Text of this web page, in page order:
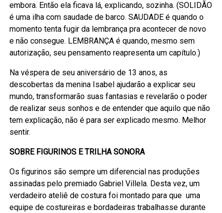
embora. Então ela ficava lá, explicando, sozinha. (SOLIDÃO
é uma ilha com saudade de barco. SAUDADE é quando o
momento tenta fugir da lembrança pra acontecer de novo
e não consegue. LEMBRANÇA é quando, mesmo sem
autorização, seu pensamento reapresenta um capítulo.)
Na véspera de seu aniversário de 13 anos, as
descobertas da menina Isabel ajudarão a explicar seu
mundo, transformarão suas fantasias e revelarão o poder
de realizar seus sonhos e de entender que aquilo que não
tem explicação, não é para ser explicado mesmo. Melhor
sentir.
SOBRE FIGURINOS E TRILHA SONORA
Os figurinos são sempre um diferencial nas produções
assinadas pelo premiado Gabriel Villela. Desta vez, um
verdadeiro ateliê de costura foi montado para que uma
equipe de costureiras e bordadeiras trabalhasse durante